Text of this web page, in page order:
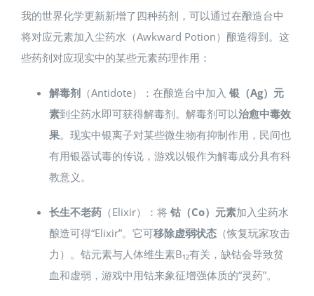
我的世界化学更新新增了四种药剂，可以通过在酿造台中
将对应元素加入尘药水（Awkward Potion）酿造得到。这
些药剂对应现实中的某些元素药理作用：
解毒剂（Antidote）：在酿造台中加入 银（Ag）元
素到尘药水即可获得解毒剂。解毒剂可以治愈中毒效
果。现实中银离子对某些微生物有抑制作用，民间也
有用银器试毒的传说，游戏以银作为解毒成分具有科
教意义。
长生不老药（Elixir）：将 钴（Co）元素加入尘药水
酿造可得“Elixir”。它可移除虚弱状态（恢复玩家攻击
力）。钴元素与人体维生素B₁₂有关，缺钴会导致贫
血和虚弱，游戏中用钴来象征增强体质的“灵药”。